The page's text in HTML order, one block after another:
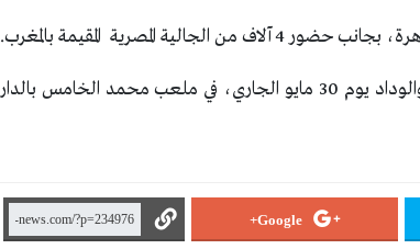
وأعلن كاف إقامة اللقاء النهائية لدوري الأبطال بين الأهلي والوداد يوم 30 مايو الجاري، في ملعب محمد الخامس بالدار
Google+